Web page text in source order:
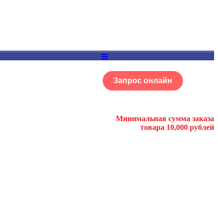
Запрос онлайн
Минимальная сумма заказа
товара 10,000 рублей